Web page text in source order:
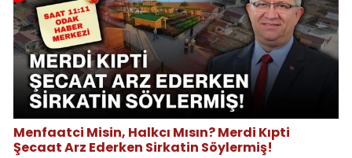
Menfaatci Misin, Halkcı Mısın? Merdi Kıpti
Şecaat Arz Ederken Sirkatin Söylermiş!